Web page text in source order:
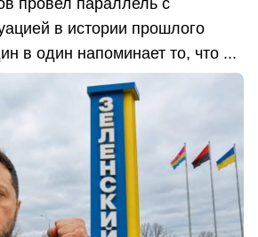
провел параллель с
в истории прошлого
в один напоминает то, что ...